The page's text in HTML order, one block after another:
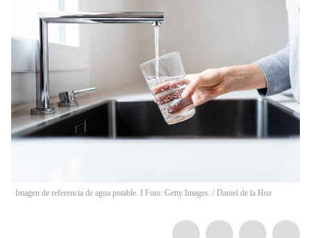
Imagen de referencia de agua potable. I Foto: Getty Images. / Daniel de la Hoz